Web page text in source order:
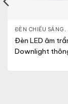
ĐÈN CHIẾU SÁNG ,
Đèn LED âm
Downlight
,THIẾT BỊ CHIẾU